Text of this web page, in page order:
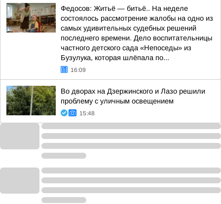
Федосов: Житьё — битьё.. На неделе
состоялось рассмотрение жалобы на одно из
самых удивительных судебных решений
последнего времени. Дело воспитательницы
частного детского сада «Непоседы» из
Бузулука, которая шлёпала по...
16:09
Во дворах на Дзержинского и Лазо решили
проблему с уличным освещением
15:48